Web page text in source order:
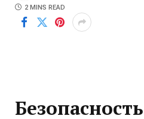
2 MINS READ